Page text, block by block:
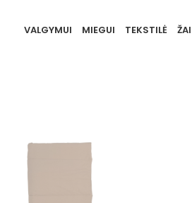
VALGYMUI MIEGUI TEKSTILĖ